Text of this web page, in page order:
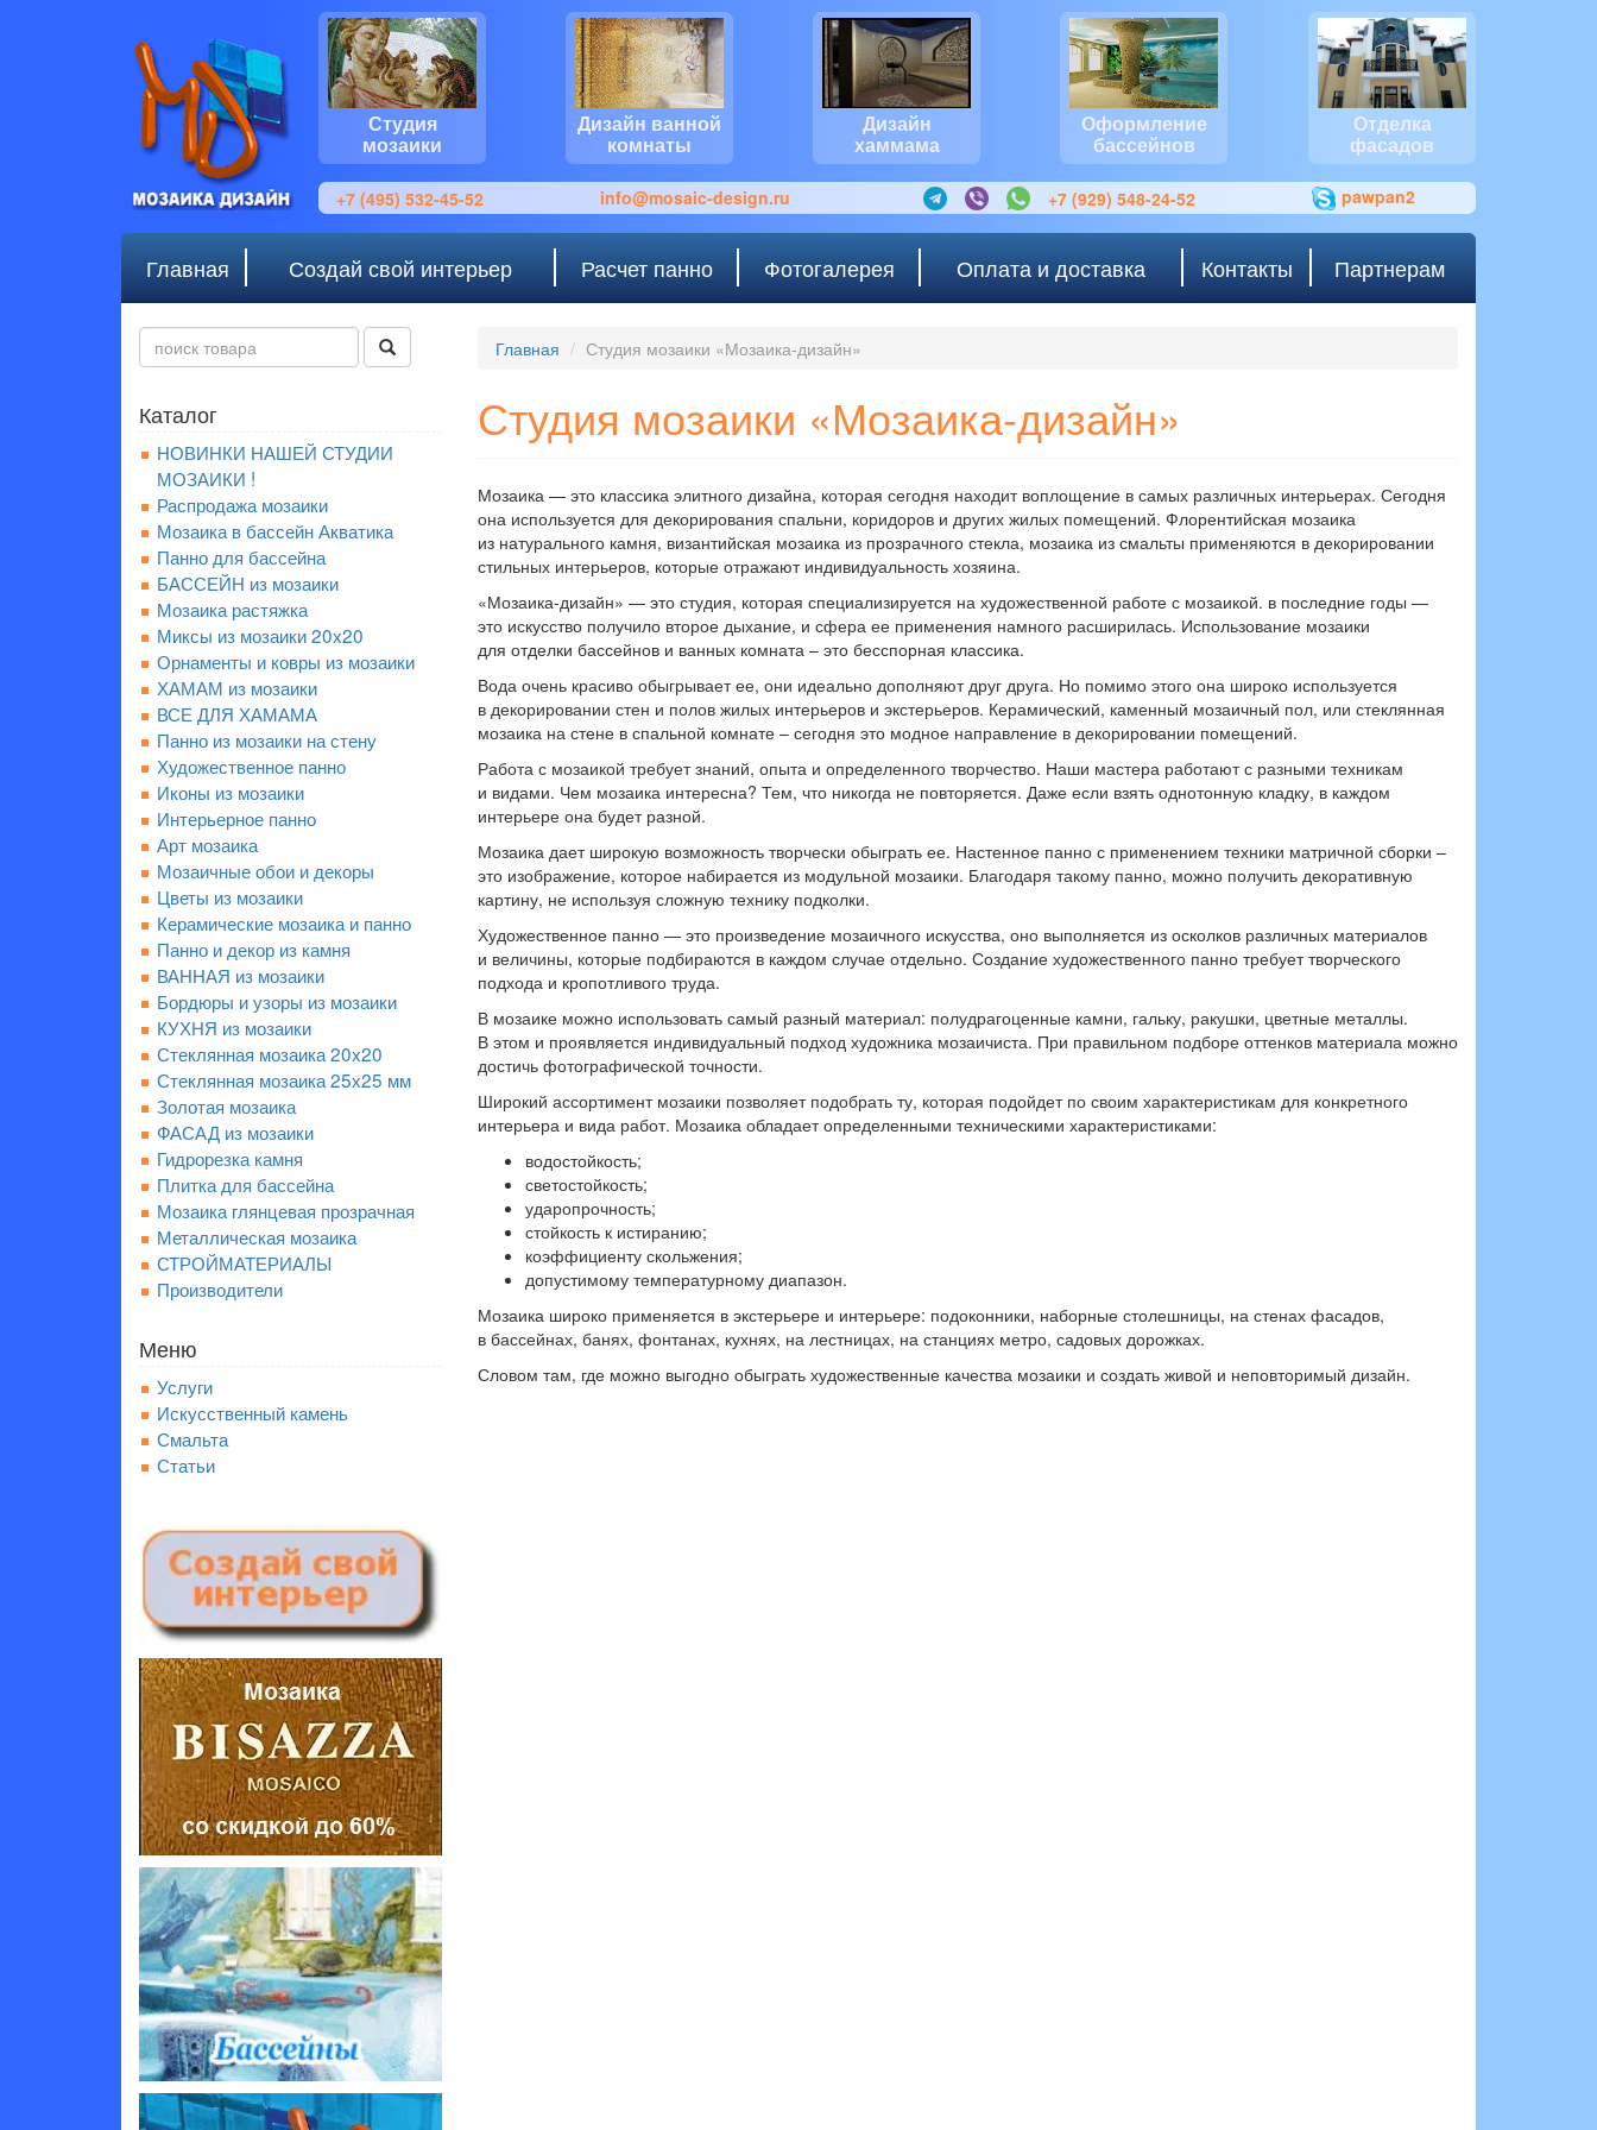
Студия
мозаики
Дизайн ванной
комнаты
Дизайн
хаммама
Оформление
бассейнов
Отделка
фасадов
+7 (495) 532-45-52 info@mosaic-design.ru +7 (929) 548-24-52 pawpan2
Главная Создай свой интерьер Расчет панно Фотогалерея Оплата и доставка Контакты Партнерам
Каталог
НОВИНКИ НАШЕЙ СТУДИИ
МОЗАИКИ !
Распродажа мозаики
Мозаика в бассейн Акватика
Панно для бассейна
БАССЕЙН из мозаики
Мозаика растяжка
Миксы из мозаики 20х20
Орнаменты и ковры из мозаики
ХАМАМ из мозаики
ВСЕ ДЛЯ ХАМАМА
Панно из мозаики на стену
Художественное панно
Иконы из мозаики
Интерьерное панно
Арт мозаика
Мозаичные обои и декоры
Цветы из мозаики
Керамические мозаика и панно
Панно и декор из камня
ВАННАЯ из мозаики
Бордюры и узоры из мозаики
КУХНЯ из мозаики
Стеклянная мозаика 20x20
Стеклянная мозаика 25х25 мм
Золотая мозаика
ФАСАД из мозаики
Гидрорезка камня
Плитка для бассейна
Мозаика глянцевая прозрачная
Металлическая мозаика
СТРОЙМАТЕРИАЛЫ
Производители
Меню
Услуги
Искусственный камень
Смальта
Статьи
Главная Студия мозаики «Мозаика-дизайн»
Студия мозаики «Мозаика-дизайн»
Мозаика — это классика элитного дизайна, которая сегодня находит воплощение в самых различных интерьерах. Сегодня
она используется для декорирования спальни, коридоров и других жилых помещений. Флорентийская мозаика
из натурального камня, византийская мозаика из прозрачного стекла, мозаика из смальты применяются в декорировании
стильных интерьеров, которые отражают индивидуальность хозяина.
«Мозаика-дизайн» — это студия, которая специализируется на художественной работе с мозаикой. в последние годы —
это искусство получило второе дыхание, и сфера ее применения намного расширилась. Использование мозаики
для отделки бассейнов и ванных комната – это бесспорная классика.
Вода очень красиво обыгрывает ее, они идеально дополняют друг друга. Но помимо этого она широко используется
в декорировании стен и полов жилых интерьеров и экстерьеров. Керамический, каменный мозаичный пол, или стеклянная
мозаика на стене в спальной комнате – сегодня это модное направление в декорировании помещений.
Работа с мозаикой требует знаний, опыта и определенного творчество. Наши мастера работают с разными техникам
и видами. Чем мозаика интересна? Тем, что никогда не повторяется. Даже если взять однотонную кладку, в каждом
интерьере она будет разной.
Мозаика дает широкую возможность творчески обыграть ее. Настенное панно с применением техники матричной сборки –
это изображение, которое набирается из модульной мозаики. Благодаря такому панно, можно получить декоративную
картину, не используя сложную технику подколки.
Художественное панно — это произведение мозаичного искусства, оно выполняется из осколков различных материалов
и величины, которые подбираются в каждом случае отдельно. Создание художественного панно требует творческого
подхода и кропотливого труда.
В мозаике можно использовать самый разный материал: полудрагоценные камни, гальку, ракушки, цветные металлы.
В этом и проявляется индивидуальный подход художника мозаичиста. При правильном подборе оттенков материала можно
достичь фотографической точности.
Широкий ассортимент мозаики позволяет подобрать ту, которая подойдет по своим характеристикам для конкретного
интерьера и вида работ. Мозаика обладает определенными техническими характеристиками:
водостойкость;
светостойкость;
ударопрочность;
стойкость к истиранию;
коэффициенту скольжения;
допустимому температурному диапазон.
Мозаика широко применяется в экстерьере и интерьере: подоконники, наборные столешницы, на стенах фасадов,
в бассейнах, банях, фонтанах, кухнях, на лестницах, на станциях метро, садовых дорожках.
Словом там, где можно выгодно обыграть художественные качества мозаики и создать живой и неповторимый дизайн.